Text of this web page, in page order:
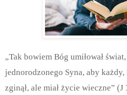
„Tak bowiem Bóg umiłował świat,
jednorodzonego Syna, aby
zginął, ale miał życie wieczne” (J